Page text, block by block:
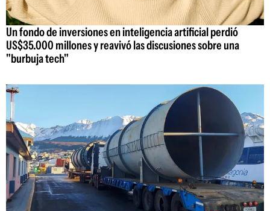
Un fondo de inversiones en inteligencia artificial perdió
US$35.000 millones y reavivó las discusiones sobre una
"burbuja tech"